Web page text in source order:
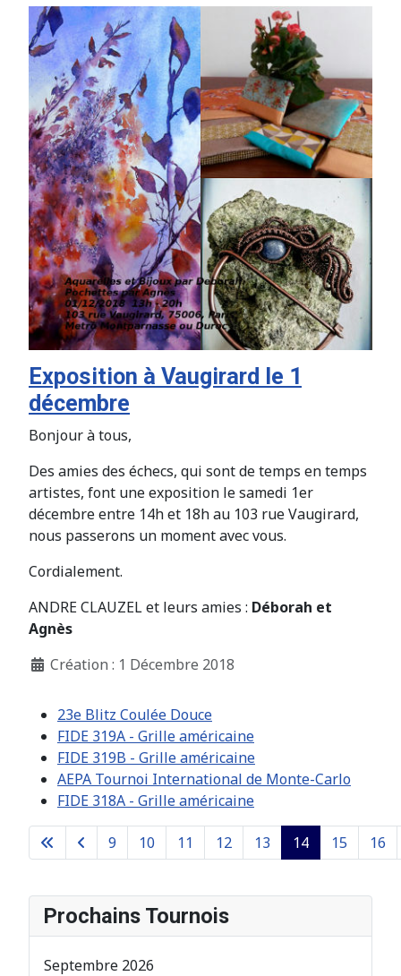
Prochains Tournois
Septembre 2026
Exposition à Vaugirard le 1
décembre
Bonjour à tous,
Des amies des échecs, qui sont de temps en temps
artistes, font une exposition le samedi 1er
décembre entre 14h et 18h au 103 rue Vaugirard,
nous passerons un moment avec vous.
Cordialement.
ANDRE CLAUZEL et leurs amies : Déborah et
Agnès
Création : 1 Décembre 2018
23e Blitz Coulée Douce
FIDE 319A - Grille américaine
FIDE 319B - Grille américaine
AEPA Tournoi International de Monte-Carlo
FIDE 318A - Grille américaine
Page 14 sur 26
9 10 11 12 13 14 15 16